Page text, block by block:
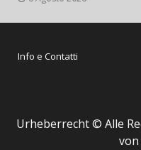
Info e Contatti
Urheberrecht © Alle
von